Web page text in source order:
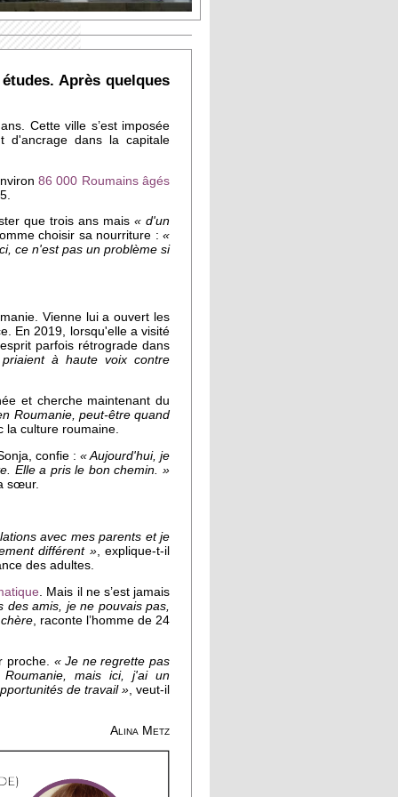
Après quelques
Cette ville s’est imposée
d'ancrage dans la capitale
86 000 Roumains âgés
que trois ans mais « d'un
choisir sa nourriture :«
ce n'est pas un problème si
Vienne lui a ouvert les
En 2019, lorsqu'elle a visité
parfois rétrograde dans
à haute voix contre
et cherche maintenant du
Roumanie, peut-être quand
la culture roumaine.
confie : « Aujourd'hui, je
Elle a pris le bon chemin. »
sœur.
avec mes parents et je
différent », explique-t-il
des adultes.
. Mais il ne s’est jamais
amis, je ne pouvais pas,
, raconte l’homme de 24
proche. « Je ne regrette pas
mais ici, j'ai un
de travail », veut-il
Alina Metz